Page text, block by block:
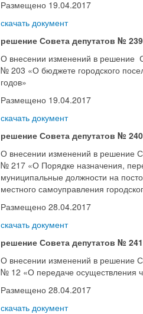
Размещено 19.04.2017
скачать документ
решение Совета депутатов №
О внесении изменений в решение
№ 203 «О бюджете городского
годов»
Размещено 19.04.2017
скачать документ
решение Совета депутатов №
О внесении изменений в решение
№ 217 «О Порядке назначения,
муниципальные должности на
местного самоуправления
Размещено 28.04.2017
скачать документ
решение Совета депутатов №
О внесении изменений в решение
№ 12 «О передаче осуществления
Размещено 28.04.2017
скачать документ